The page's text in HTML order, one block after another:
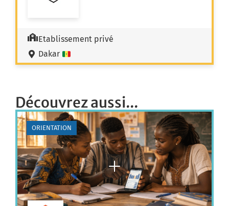
Etablissement privé
Dakar
Découvrez aussi...
ORIENTATION